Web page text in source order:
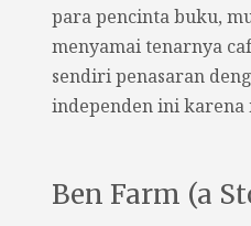
para pencinta buku,
menyamai tenarnya
sendiri penasaran
independen ini karena
Ben Farm (a